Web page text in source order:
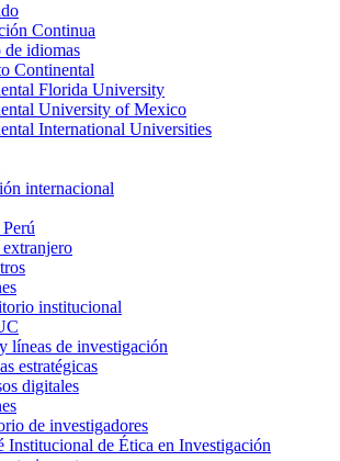
Continua
de idiomas
Continental
Florida University
University of Mexico
International Universities
internacional
institucional
líneas de investigación
estratégicas
digitales
de investigadores
Institucional de Ética en Investigación